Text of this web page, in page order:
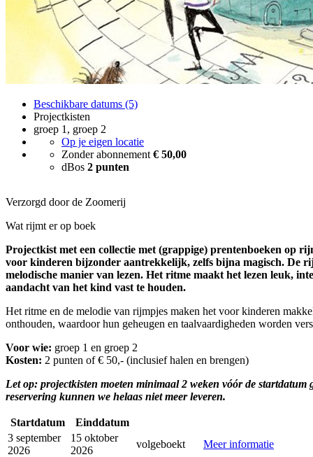
Beschikbare datums (5)
Projectkisten
groep 1, groep 2
Op je eigen locatie
Zonder abonnement € 50,00
dBos 2 punten
Verzorgd door de Zoomerij
Wat rijmt er op boek
Projectkist met een collectie met (grappige) prentenboeken op
voor kinderen bijzonder aantrekkelijk, zelfs bijna magisch. De
melodische manier van lezen. Het ritme maakt het lezen leuk,
aandacht van het kind vast te houden.
Het ritme en de melodie van rijmpjes maken het voor kinderen
onthouden, waardoor hun geheugen en taalvaardigheden worden
Voor wie: groep 1 en groep 2
Kosten: 2 punten of € 50,- (inclusief halen en brengen)
Let op: projectkisten moeten minimaal 2 weken vóór de startdatum
reservering kunnen we helaas niet meer leveren.
Startdatum
Einddatum
3 september
2026
15 oktober
2026
volgeboekt
Meer informatie